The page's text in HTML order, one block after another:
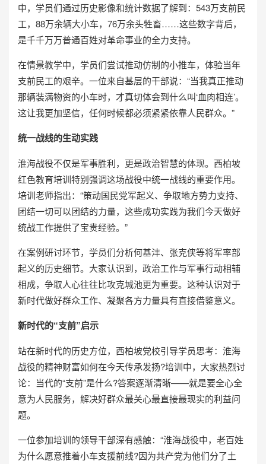
中，学员们通过历史影像和统计数据了解到：543万支前民
工，88万余辆大小车，76万余头牲畜……这些数字背后，
是千千万万普通百姓对革命事业的全力支持。
在情景教学中，学员们尝试推动仿制的小推车，体验当年
支前民工的艰辛。一位来自基层的干部说：“当我真正推动
那辆装满物资的小车时，才真切体会到什么叫‘血肉相连’。
这让我更加坚信，任何时候都必须紧紧依靠人民群众。”
统一战线的生动实践
淮海战役不仅是军事胜利，更是政治智慧的体现。西柏坡
红色教育培训特别强调这场战役中统一战线的重要作用。
培训老师指出：“策动国民党军起义、争取地方势力支持、
团结一切可以团结的力量，这些成功实践为我们今天做好
统战工作提供了宝贵经验。”
在案例研讨环节，学员们分析何基沣、张克侠等将军率部
起义的历史细节。大家认识到，政治工作与军事行动相辅
相成，争取人心往往比攻克城池更为重要。这种认识对于
新时代做好群众工作、凝聚各方力量具有直接借鉴意义。
新时代的“支前”启示
站在新时代的历史方位，西柏坡党校引导学员思考：淮海
战役的精神财富如何在今天传承发扬?培训中，大家热烈讨
论：当代的“支前”是什么?答案逐渐清晰——就是要全心全
意为人民服务，解决好群众最关心最直接最现实的利益问
题。
一位参加培训的领导干部深有感触：“淮海战役中，老百姓
为什么愿意推着小车支援前线?因为共产党为他们分了土